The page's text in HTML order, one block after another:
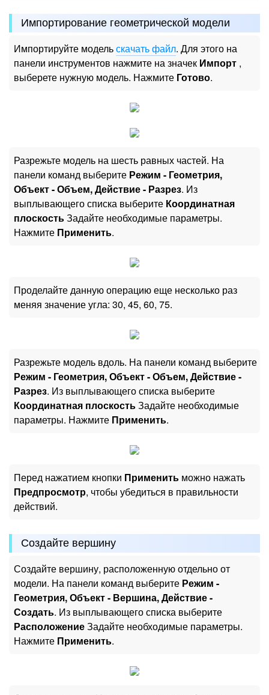
Импортирование геометрической модели
Импортируйте модельскачать файл. Для этого на
панели инструментов нажмите на значек Импорт ,
выберете нужную модель. Нажмите Готово.
Разрежьте модель на шесть равных частей. На
панели команд выберите Режим - Геометрия,
Объект - Объем, Действие - Разрез. Из
выплывающего списка выберите Координатная
плоскостьЗадайте необходимые параметры.
Нажмите Применить.
Проделайте данную операцию еще несколько раз
меняя значение угла: 30, 45, 60, 75.
Разрежьте модель вдоль. На панели команд выберите
Режим - Геометрия, Объект - Объем, Действие -
Разрез. Из выплывающего списка выберите
Координатная плоскостьЗадайте необходимые
параметры. Нажмите Применить.
Перед нажатием кнопки Применить можно нажать
Предпросмотр, чтобы убедиться в правильности
действий.
Создайте вершину
Создайте вершину, расположенную отдельно от
модели. На панели команд выберите Режим -
Геометрия, Объект - Вершина, Действие -
Создать. Из выплывающего списка выберите
РасположениеЗадайте необходимые параметры.
Нажмите Применить.